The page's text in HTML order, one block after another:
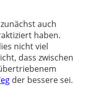
auch
haben.
nicht viel
dass zwischen
der bessere sei.